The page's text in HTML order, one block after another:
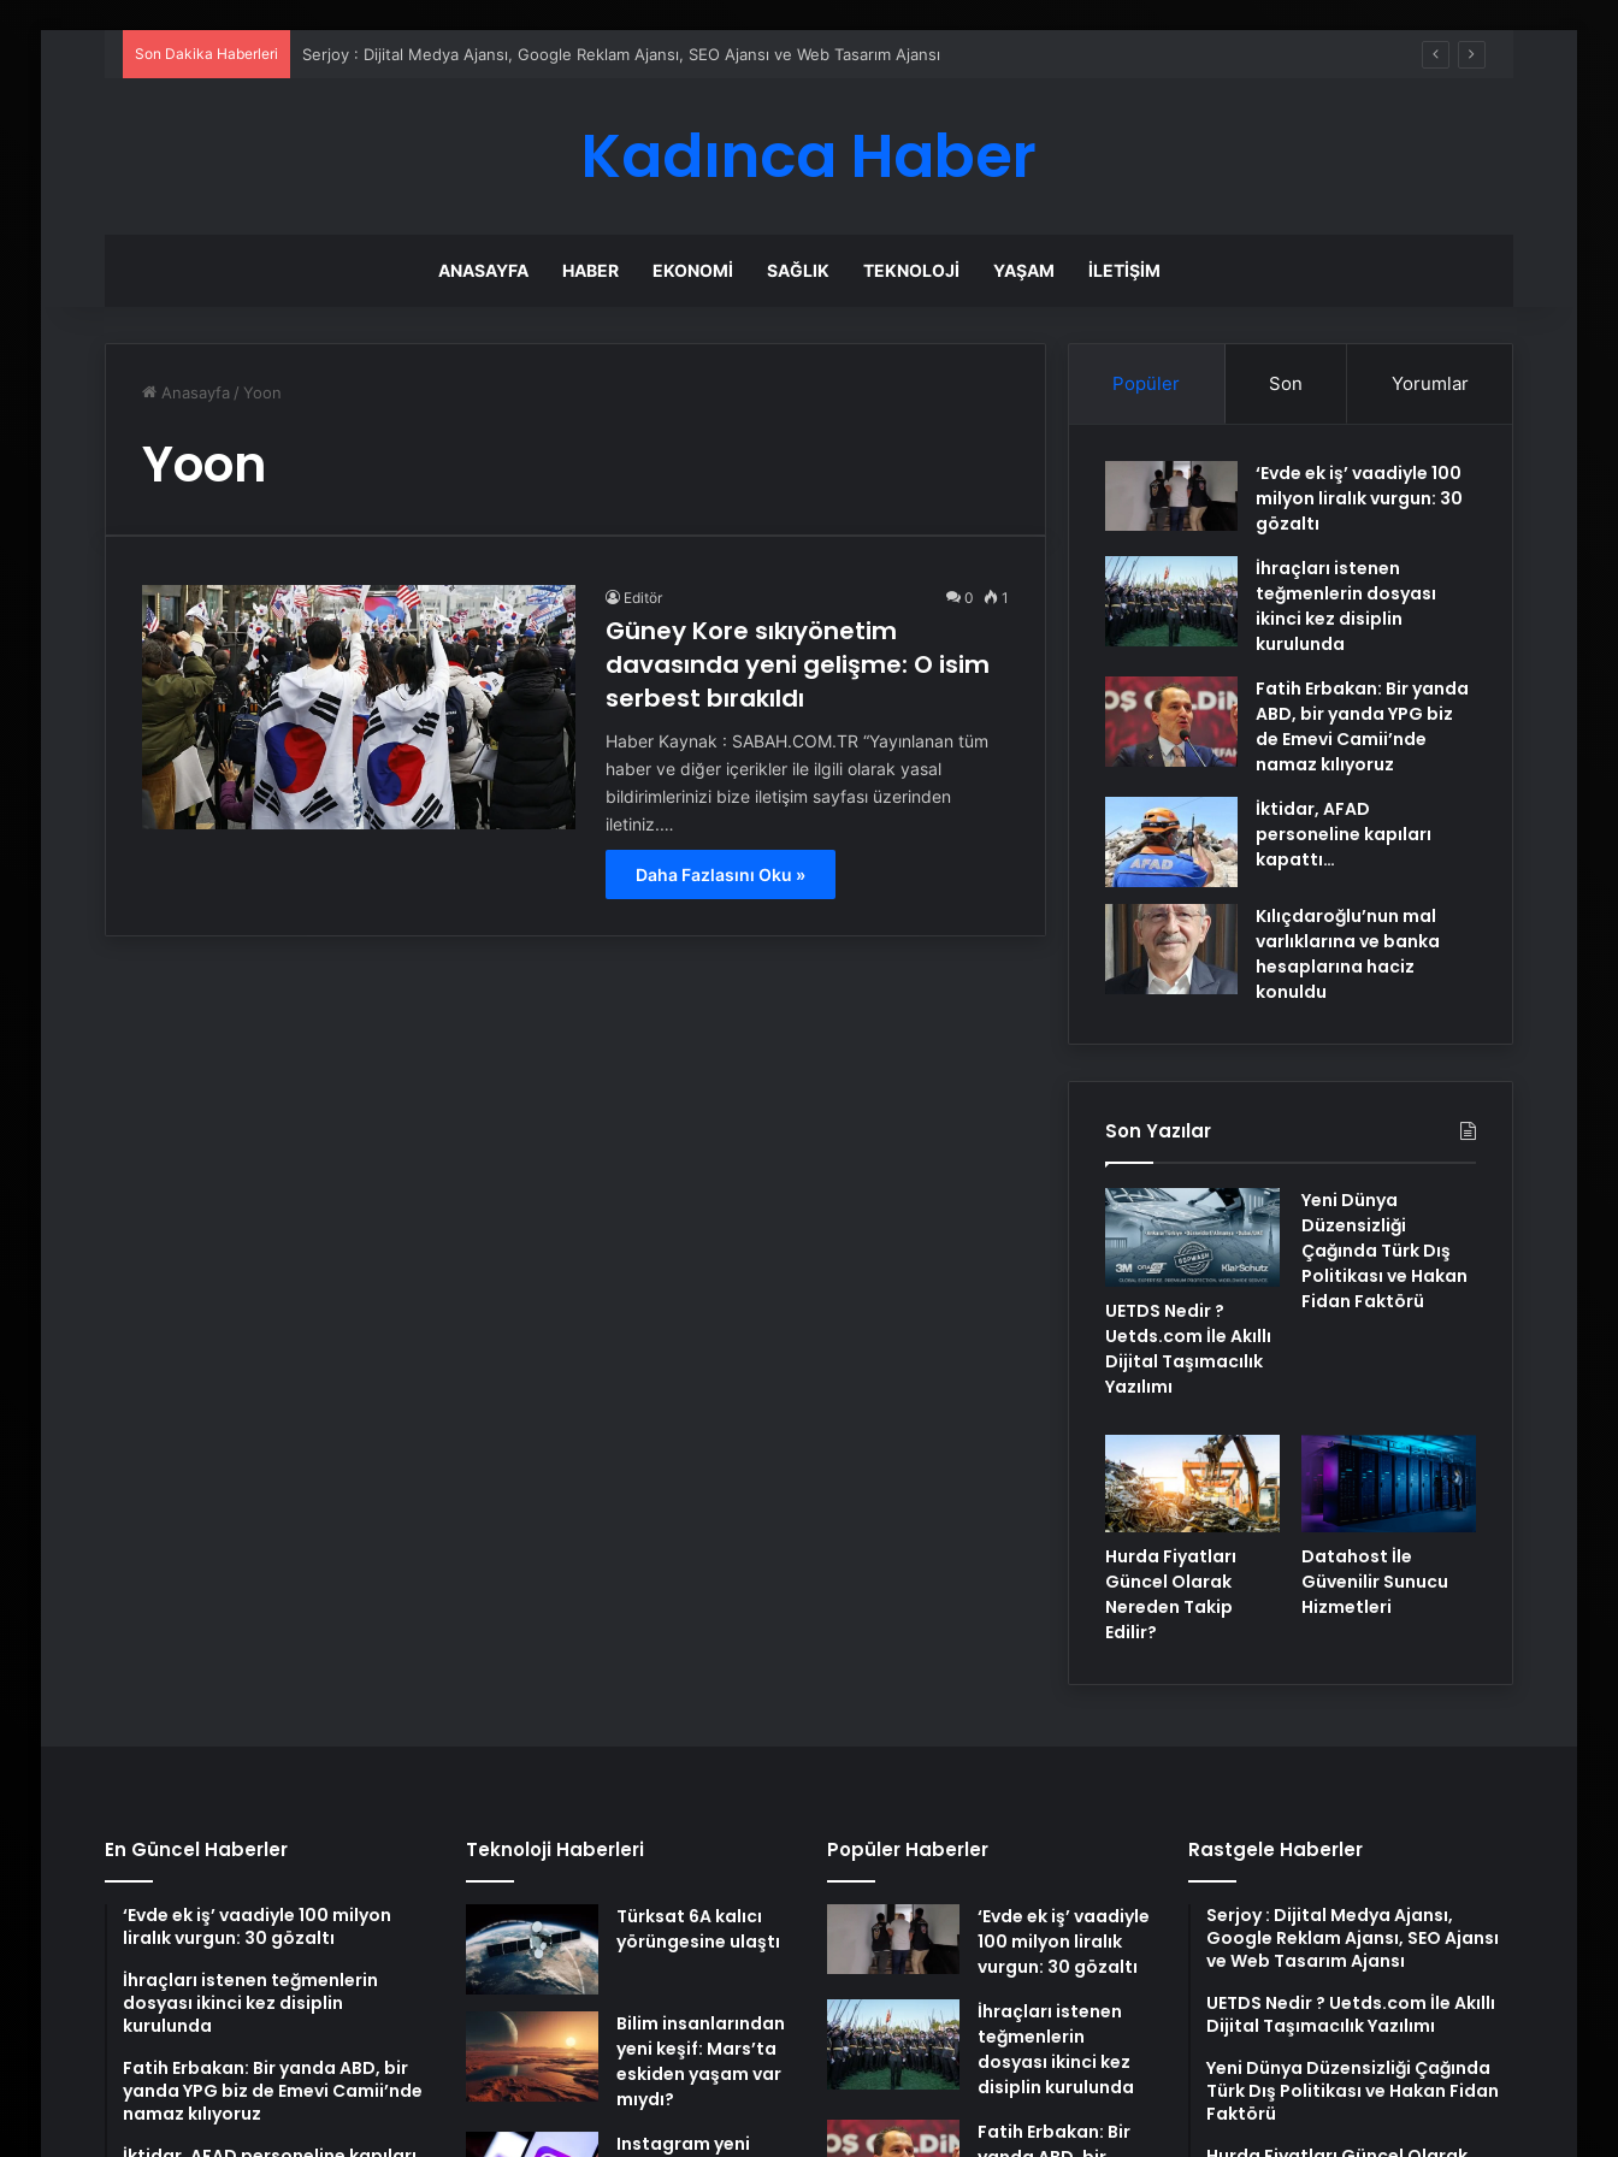
Son Dakika Haberleri Serjoy : Dijital Medya Ajansı, Google Reklam Ajansı, SEO Ajansı ve Web Tasarım Ajansı
Kadınca Haber
ANASAYFA HABER EKONOMI SAĞLIK TEKNOLOJI YAŞAM İLETIŞIM
Anasayfa / Yoon
Yoon
Editör 0 1
Güney Kore sıkıyönetim
davasında yeni gelişme: O isim
serbest bırakıldı
Haber Kaynak : SABAH.COM.TR “Yayınlanan tüm
haber ve diğer içerikler ile ilgili olarak yasal
bildirimlerinizi bize iletişim sayfası üzerinden
iletiniz.…
Daha Fazlasını Oku »
Popüler Son Yorumlar
‘Evde ek iş’ vaadiyle 100
milyon liralık vurgun: 30
gözaltı
İhraçları istenen
teğmenlerin dosyası
ikinci kez disiplin
kurulunda
Fatih Erbakan: Bir yanda
ABD, bir yanda YPG biz
de Emevi Camii’nde
namaz kılıyoruz
İktidar, AFAD
personeline kapıları
kapattı…
Kılıçdaroğlu’nun mal
varlıklarına ve banka
hesaplarına haciz
konuldu
Son Yazılar
UETDS Nedir ?
Uetds.com İle Akıllı
Dijital Taşımacılık
Yazılımı
Yeni Dünya
Düzensizliği
Çağında Türk Dış
Politikası ve Hakan
Fidan Faktörü
Hurda Fiyatları
Güncel Olarak
Nereden Takip
Edilir?
Datahost İle
Güvenilir Sunucu
Hizmetleri
En Güncel Haberler
‘Evde ek iş’ vaadiyle 100 milyon
liralık vurgun: 30 gözaltı
İhraçları istenen teğmenlerin
dosyası ikinci kez disiplin
kurulunda
Fatih Erbakan: Bir yanda ABD, bir
yanda YPG biz de Emevi Camii’nde
namaz kılıyoruz
Teknoloji Haberleri
Türksat 6A kalıcı
yörüngesine ulaştı
Bilim insanlarından
yeni keşif: Mars’ta
eskiden yaşam var
mıydı?
Instagram yeni
Popüler Haberler
‘Evde ek iş’ vaadiyle
100 milyon liralık
vurgun: 30 gözaltı
İhraçları istenen
teğmenlerin
dosyası ikinci kez
disiplin kurulunda
Fatih Erbakan: Bir
Rastgele Haberler
Serjoy : Dijital Medya Ajansı,
Google Reklam Ajansı, SEO Ajansı
ve Web Tasarım Ajansı
UETDS Nedir ? Uetds.com İle Akıllı
Dijital Taşımacılık Yazılımı
Yeni Dünya Düzensizliği Çağında
Türk Dış Politikası ve Hakan Fidan
Faktörü